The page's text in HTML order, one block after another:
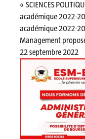
« SCIENCES
académique 2022-
académique 2022-
Management
22 septembre 2022